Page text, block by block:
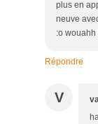
plus en
neuve
:o wouahh
Répondre
V